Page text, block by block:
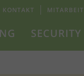
SECURITY
KONTAKT